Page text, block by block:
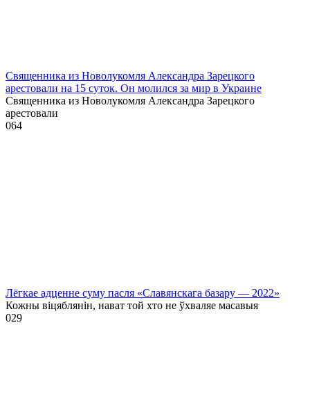
Священника из Новолукомля Александра Зарецкого
арестовали на 15 суток. Он молился за мир в Украине
Священника из Новолукомля Александра Зарецкого
арестовали
064
Лёгкае адценне суму пасля «Славянскага базару — 2022»
Кожны віцяблянін, нават той хто не ўхваляе масавыя
029